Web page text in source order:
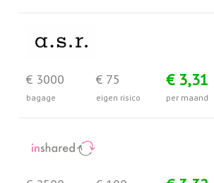
€ 3000
bagage
€ 75
eigen risico
€ 3,31
per maand